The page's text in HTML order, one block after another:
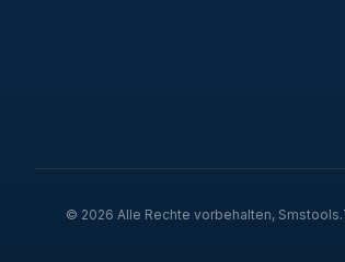
© 2026 Alle Rechte vorbehalten, Smstools.